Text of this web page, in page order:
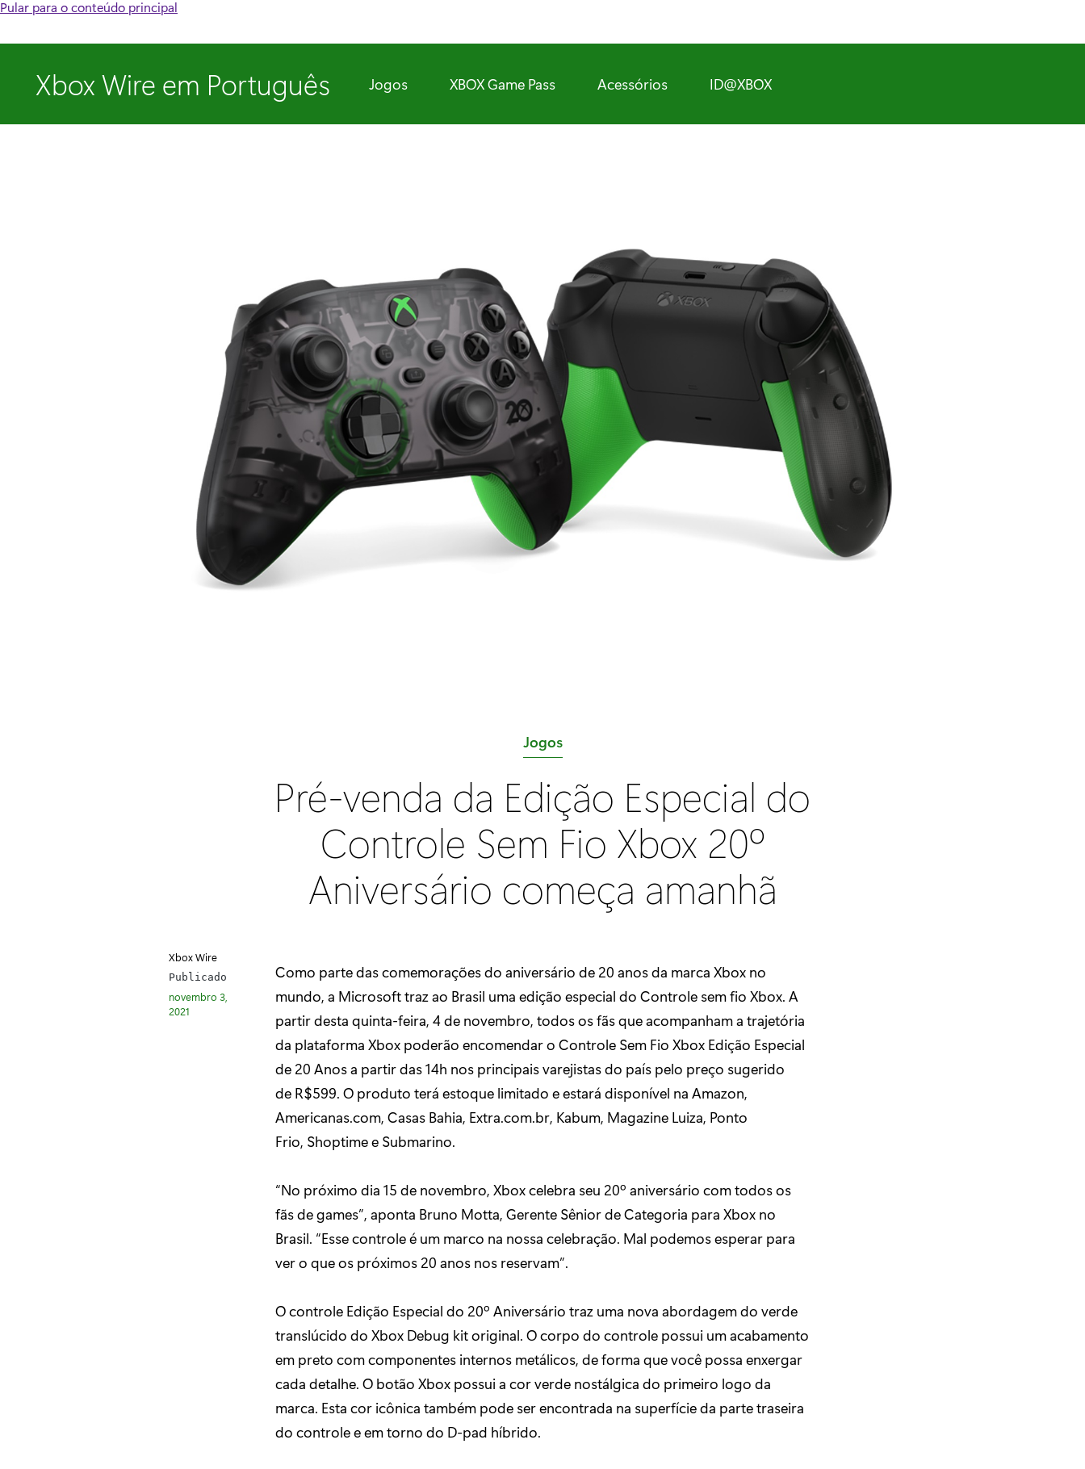
Pular para o conteúdo principal
Xbox Wire em Português Jogos XBOX Game Pass Acessórios ID@XBOX
C
t
e
g
r
Jogos
Pré-venda da Edição Especial do
Controle Sem Fio Xbox 20º
Aniversário começa amanhã
Xbox Wire
Publicado
novembro 3,
2021
Como parte das comemorações do aniversário de 20 anos da marca Xbox no
mundo, a Microsoft traz ao Brasil uma edição especial do Controle sem fio Xbox. A
partir desta quinta-feira, 4 de novembro, todos os fãs que acompanham a trajetória
da plataforma Xbox poderão encomendar o Controle Sem Fio Xbox Edição Especial
de 20 Anos a partir das 14h nos principais varejistas do país pelo preço sugerido
de R$599. O produto terá estoque limitado e estará disponível na Amazon,
Americanas.com, Casas Bahia, Extra.com.br, Kabum, Magazine Luiza, Ponto
Frio, Shoptime e Submarino.
“No próximo dia 15 de novembro, Xbox celebra seu 20º aniversário com todos os
fãs de games”, aponta Bruno Motta, Gerente Sênior de Categoria para Xbox no
Brasil. “Esse controle é um marco na nossa celebração. Mal podemos esperar para
ver o que os próximos 20 anos nos reservam”.
O controle Edição Especial do 20º Aniversário traz uma nova abordagem do verde
translúcido do Xbox Debug kit original. O corpo do controle possui um acabamento
em preto com componentes internos metálicos, de forma que você possa enxergar
cada detalhe. O botão Xbox possui a cor verde nostálgica do primeiro logo da
marca. Esta cor icônica também pode ser encontrada na superfície da parte traseira
do controle e em torno do D-pad híbrido.